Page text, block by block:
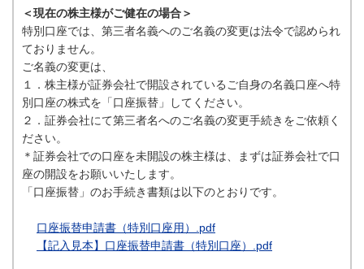
＜現在の株主様がご健在の場合＞
特別口座では、第三者名義へのご名義の変更は法令で認められ
ておりません。
ご名義の変更は、
１．株主様が証券会社で開設されているご自身の名義口座へ特
別口座の株式を「口座振替」してください。
２．証券会社にて第三者名へのご名義の変更手続きをご依頼く
ださい。
＊証券会社での口座を未開設の株主様は、まずは証券会社で口
座の開設をお願いいたします。
「口座振替」のお手続き書類は以下のとおりです。
口座振替申請書（特別口座用）.pdf
【記入見本】口座振替申請書（特別口座）.pdf